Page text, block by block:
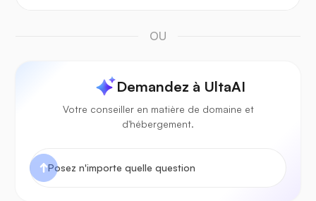
OU
Demandez à UltaAI
Votre conseiller en matière de domaine et
d'hébergement.